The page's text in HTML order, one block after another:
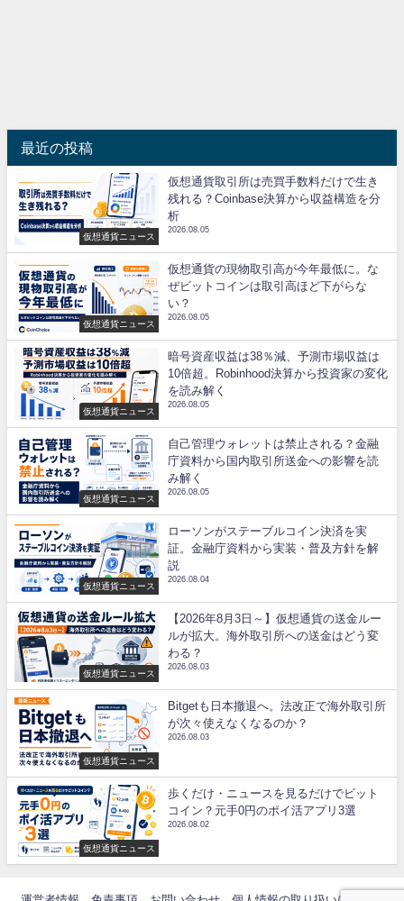
最近の投稿
仮想通貨ニュース
仮想通貨取引所は売買手数料だけで生き
残れる？Coinbase決算から収益構造を分
析
2026.08.05
仮想通貨ニュース
仮想通貨の現物取引高が今年最低に。な
ぜビットコインは取引高ほど下がらな
い？
2026.08.05
仮想通貨ニュース
暗号資産収益は38％減、予測市場収益は
10倍超。Robinhood決算から投資家の変化
を読み解く
2026.08.05
仮想通貨ニュース
自己管理ウォレットは禁止される？金融
庁資料から国内取引所送金への影響を読
み解く
2026.08.05
仮想通貨ニュース
ローソンがステーブルコイン決済を実
証。金融庁資料から実装・普及方針を解
説
2026.08.04
仮想通貨ニュース
【2026年8月3日～】仮想通貨の送金ルー
ルが拡大。海外取引所への送金はどう変
わる？
2026.08.03
仮想通貨ニュース
Bitgetも日本撤退へ。法改正で海外取引所
が次々使えなくなるのか？
2026.08.03
仮想通貨ニュース
歩くだけ・ニュースを見るだけでビット
コイン？元手0円のポイ活アプリ3選
2026.08.02